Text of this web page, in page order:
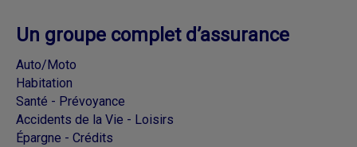
Un groupe complet d’assurance
Auto/Moto
Habitation
Santé - Prévoyance
Accidents de la Vie - Loisirs
Épargne - Crédits